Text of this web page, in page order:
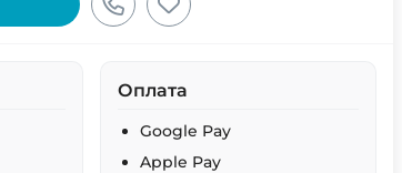
Оплата
Google Pay
Apple Pay